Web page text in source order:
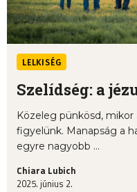
LELKISÉG
Szelídség: a
Közeleg pünkösd, mikor
figyelünk. Manapság a
egyre nagyobb ...
Chiara Lubich
2025. június 2.